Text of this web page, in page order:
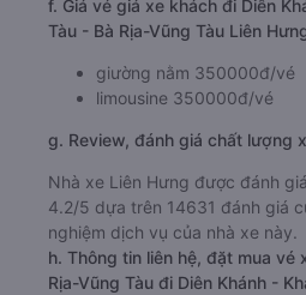
f. Giá vé giá xe khách đi Diên
Tàu - Bà Rịa-Vũng Tàu Liên
giường nằm 350000đ/vé
limousine 350000đ/vé
g. Review, đánh giá chất lượng
Nhà xe Liên Hưng được đánh
4.2/5 dựa trên 14631 đánh giá
nghiệm dịch vụ của nhà xe này.
h. Thông tin liên hệ, đặt mua vé
Rịa-Vũng Tàu đi Diên Khánh -